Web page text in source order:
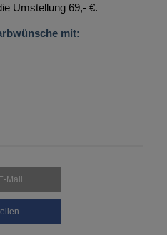
Umstellung 69,- €.
mit:
Mail